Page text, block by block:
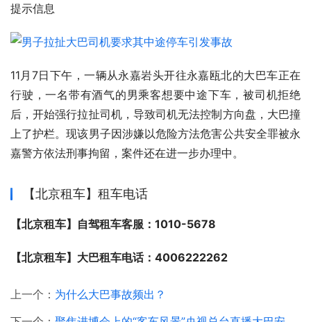
提示信息
11月7日下午，一辆从永嘉岩头开往永嘉瓯北的大巴车正在
行驶，一名带有酒气的男乘客想要中途下车，被司机拒绝
后，开始强行拉扯司机，导致司机无法控制方向盘，大巴撞
上了护栏。现该男子因涉嫌以危险方法危害公共安全罪被永
嘉警方依法刑事拘留，案件还在进一步办理中。
【北京租车】租车电话
【北京租车】自驾租车客服：1010-5678
【北京租车】大巴租车电话：4006222262
上一个： 为什么大巴事故频出？